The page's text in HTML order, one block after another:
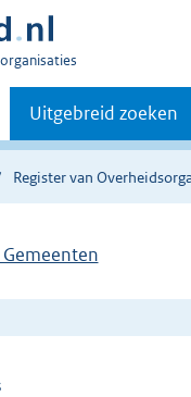
Uitgebreid zoeken
Register van